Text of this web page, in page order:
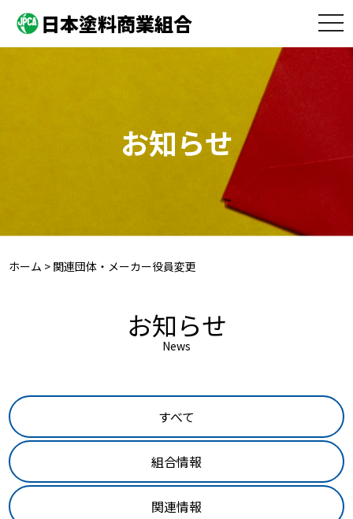
日本塗料商業組合
toggle
お知らせ
ホーム > 関連団体・メーカー役員変更
お知らせ
News
すべて
組合情報
関連情報